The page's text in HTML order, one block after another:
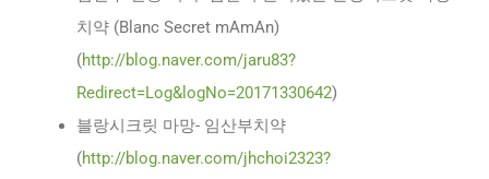
치약 (Blanc Secret mAmAn)
(http://blog.naver.com/jaru83?
Redirect=Log&logNo=20171330642)
블랑시크릿 마망- 임산부치약
(http://blog.naver.com/jhchoi2323?